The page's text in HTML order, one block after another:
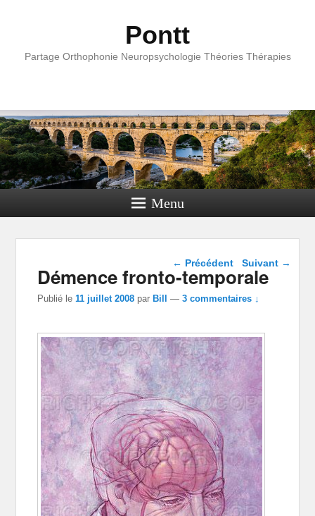
Pontt
Partage Orthophonie Neuropsychologie Théories Thérapies
Menu
Navigation dans les
articles
← Précédent Suivant →
Démence fronto-temporale
Publié le11 juillet 2008 par Bill —3 commentaires ↓